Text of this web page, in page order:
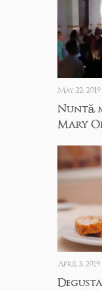
May 22, 2019
Nuntă,
Mary
April 3, 2019